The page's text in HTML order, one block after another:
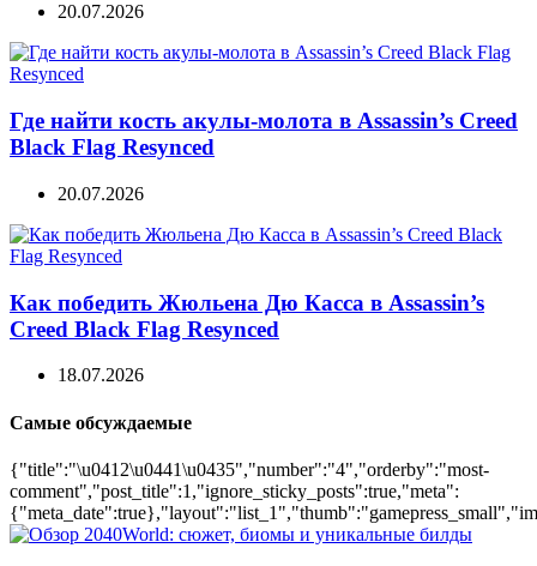
20.07.2026
Где найти кость акулы-молота в Assassin’s Creed
Black Flag Resynced
20.07.2026
Как победить Жюльена Дю Касса в Assassin’s
Creed Black Flag Resynced
18.07.2026
Самые обсуждаемые
{"title":"\u0412\u0441\u0435","number":"4","orderby":"most-
comment","post_title":1,"ignore_sticky_posts":true,"meta":